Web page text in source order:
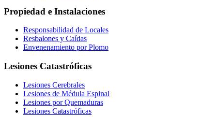
Propiedad e Instalaciones
Responsabilidad de Locales
Resbalones y Caídas
Envenenamiento por Plomo
Lesiones Catastróficas
Lesiones Cerebrales
Lesiones de Médula Espinal
Lesiones por Quemaduras
Lesiones Catastróficas